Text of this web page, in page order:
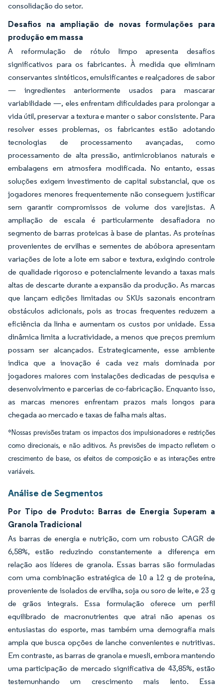
consolidação do setor.
Desafios na ampliação de novas formulações para
produção em massa
A reformulação de rótulo limpo apresenta desafios
significativos para os fabricantes. À medida que eliminam
conservantes sintéticos, emulsificantes e realçadores de sabor
— ingredientes anteriormente usados para mascarar
variabilidade —, eles enfrentam dificuldades para prolongar a
vida útil, preservar a textura e manter o sabor consistente. Para
resolver esses problemas, os fabricantes estão adotando
tecnologias de processamento avançadas, como
processamento de alta pressão, antimicrobianos naturais e
embalagens em atmosfera modificada. No entanto, essas
soluções exigem investimento de capital substancial, que os
jogadores menores frequentemente não conseguem justificar
sem garantir compromissos de volume dos varejistas. A
ampliação de escala é particularmente desafiadora no
segmento de barras proteicas à base de plantas. As proteínas
provenientes de ervilhas e sementes de abóbora apresentam
variações de lote a lote em sabor e textura, exigindo controle
de qualidade rigoroso e potencialmente levando a taxas mais
altas de descarte durante a expansão da produção. As marcas
que lançam edições limitadas ou SKUs sazonais encontram
obstáculos adicionais, pois as trocas frequentes reduzem a
eficiência da linha e aumentam os custos por unidade. Essa
dinâmica limita a lucratividade, a menos que preços premium
possam ser alcançados. Estrategicamente, esse ambiente
indica que a inovação é cada vez mais dominada por
jogadores maiores com instalações dedicadas de pesquisa e
desenvolvimento e parcerias de co-fabricação. Enquanto isso,
as marcas menores enfrentam prazos mais longos para
chegada ao mercado e taxas de falha mais altas.
*Nossas previsões tratam os impactos dos impulsionadores e restrições
como direcionais, e não aditivos. As previsões de impacto refletem o
crescimento de base, os efeitos de composição e as interações entre
variáveis.
Análise de Segmentos
Por Tipo de Produto: Barras de Energia Superam a
Granola Tradicional
As barras de energia e nutrição, com um robusto CAGR de
6,58%, estão reduzindo constantemente a diferença em
relação aos líderes de granola. Essas barras são formuladas
com uma combinação estratégica de 10 a 12 g de proteína,
proveniente de isolados de ervilha, soja ou soro de leite, e 23 g
de grãos integrais. Essa formulação oferece um perfil
equilibrado de macronutrientes que atrai não apenas os
entusiastas do esporte, mas também uma demografia mais
ampla que busca opções de lanche convenientes e nutritivas.
Em contraste, as barras de granola e muesli, embora mantendo
uma participação de mercado significativa de 43,85%, estão
testemunhando um crescimento mais lento. Essa